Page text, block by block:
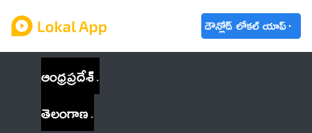
డౌన్లోడ్ లోకల్ యాప్
ఆంధ్రప్రదేశ్
తెలంగాణ